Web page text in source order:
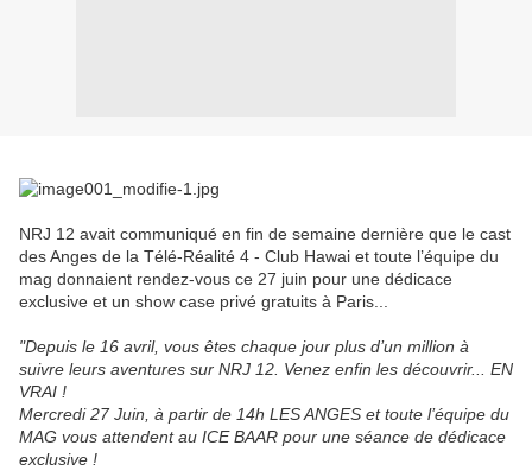
NRJ 12 avait communiqué en fin de semaine dernière que le cast
des Anges de la Télé-Réalité 4 - Club Hawai et toute l’équipe du
mag donnaient rendez-vous ce 27 juin pour une dédicace
exclusive et un show case privé gratuits à Paris...
"Depuis le 16 avril, vous êtes chaque jour plus d’un million à
suivre leurs aventures sur NRJ 12. Venez enfin les découvrir... EN
VRAI !
Mercredi 27 Juin, à partir de 14h LES ANGES et toute l’équipe du
MAG vous attendent au ICE BAAR pour une séance de dédicace
exclusive !